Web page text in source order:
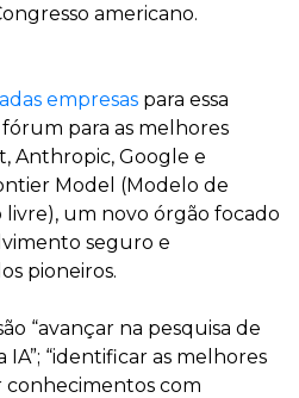
americano.
empresas para essa
para as melhores
Anthropic, Google e
Model (Modelo de
um novo órgão focado
seguro e
pioneiros.
“avançar na pesquisa de
“identificar as melhores
conhecimentos com